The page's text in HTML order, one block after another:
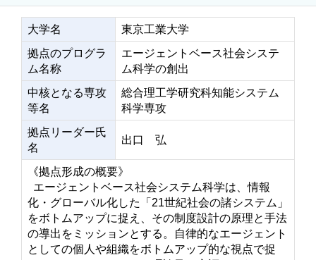
大学名
東京工業大学
拠点のプログラ
ム名称
エージェントベース社会システ
ム科学の創出
中核となる専攻
等名
総合理工学研究科知能システム
科学専攻
拠点リーダー氏
名
出口 弘
《拠点形成の概要》
エージェントベース社会システム科学は、情報
化・グローバル化した「21世紀社会の諸システム」
をボトムアップに捉え、その制度設計の原理と手法
の導出をミッションとする。自律的なエージェント
としての個人や組織をボトムアップ的な視点で捉